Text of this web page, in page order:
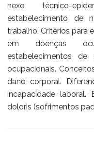
nexo técnico-
estabelecimento de
trabalho. Critérios para
em doenças
estabelecimentos
ocupacionais.
dano corporal.
incapacidade
doloris (sofrimentos